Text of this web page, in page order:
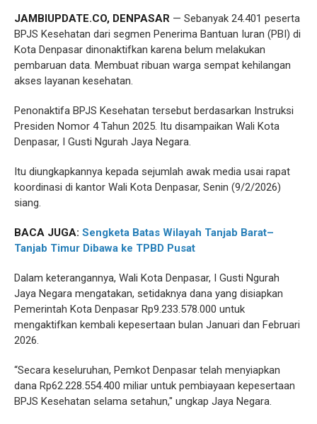
JAMBIUPDATE.CO, DENPASAR — Sebanyak 24.401 peserta
BPJS Kesehatan dari segmen Penerima Bantuan Iuran (PBI) di
Kota Denpasar dinonaktifkan karena belum melakukan
pembaruan data. Membuat ribuan warga sempat kehilangan
akses layanan kesehatan.
Penonaktifa BPJS Kesehatan tersebut berdasarkan Instruksi
Presiden Nomor 4 Tahun 2025. Itu disampaikan Wali Kota
Denpasar, I Gusti Ngurah Jaya Negara.
Itu diungkapkannya kepada sejumlah awak media usai rapat
koordinasi di kantor Wali Kota Denpasar, Senin (9/2/2026)
siang.
BACA JUGA: Sengketa Batas Wilayah Tanjab Barat–
Tanjab Timur Dibawa ke TPBD Pusat
Dalam keterangannya, Wali Kota Denpasar, I Gusti Ngurah
Jaya Negara mengatakan, setidaknya dana yang disiapkan
Pemerintah Kota Denpasar Rp9.233.578.000 untuk
mengaktifkan kembali kepesertaan bulan Januari dan Februari
2026.
“Secara keseluruhan, Pemkot Denpasar telah menyiapkan
dana Rp62.228.554.400 miliar untuk pembiayaan kepesertaan
BPJS Kesehatan selama setahun," ungkap Jaya Negara.